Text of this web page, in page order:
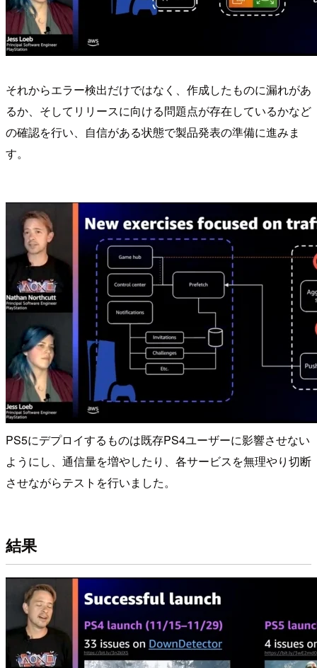
それからエラー検出だけではなく、作成したものに漏れがあ
るか、そしてリリースに向ける問題点が存在しているかなど
の確認を行い、自信がある状態で製品発表の準備に進みま
す。
PS5にデプロイするものは既存PS4ユーザーに影響させない
ようにし、通信量を増やしたり、各サービスを無理やり切断
させながらテストを行いました。
結果